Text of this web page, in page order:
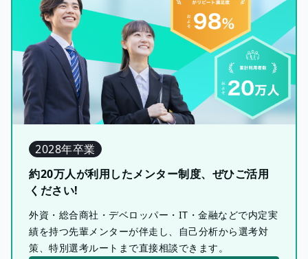
2028年卒業
約20万人が利用したメンター制度、ぜひご活用
ください!
外資・総合商社・デベロッパー・IT・金融などで内定実
績を持つ先輩メンターが伴走し、自己分析から選考対
策、特別選考ルートまで直接相談できます。